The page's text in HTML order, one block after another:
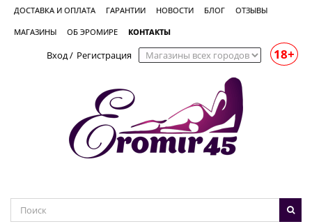
ДОСТАВКА И ОПЛАТА ГАРАНТИИ НОВОСТИ БЛОГ ОТЗЫВЫ
МАГАЗИНЫ ОБ ЭРОМИРЕ КОНТАКТЫ
Вход/ Регистрация 18+